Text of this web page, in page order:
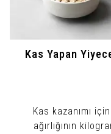
Kas Yapan
Kas kazanımı
ağırlığının